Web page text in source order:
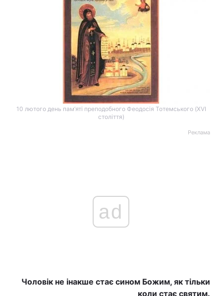
10 лютого день пам’яті преподобного Феодосія Тотемського (XVI
століття)
Реклама
ad
Чоловік не інакше стає сином Божим, як тільки
коли стає святим.